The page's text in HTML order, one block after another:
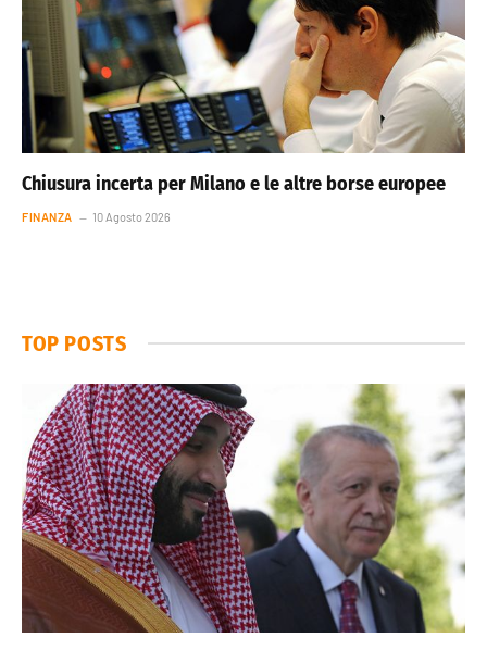
Chiusura incerta per Milano e le altre borse europee
FINANZA 10 Agosto 2026
TOP POSTS